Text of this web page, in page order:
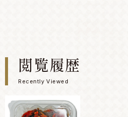
閲覧履歴
Recently Viewed